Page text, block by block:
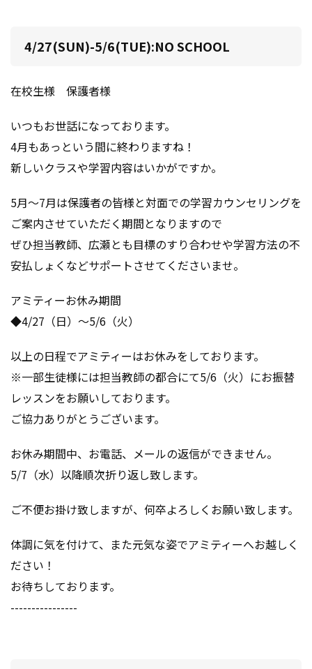
4/27(SUN)-5/6(TUE):NO SCHOOL
在校生様 保護者様
いつもお世話になっております。
4月もあっという間に終わりますね！
新しいクラスや学習内容はいかがですか。
5月～7月は保護者の皆様と対面での学習カウンセリングを
ご案内させていただく期間となりますので
ぜひ担当教師、広瀬とも目標のすり合わせや学習方法の不
安払しょくなどサポートさせてくださいませ。
アミティーお休み期間
◆4/27（日）～5/6（火）
以上の日程でアミティーはお休みをしております。
※一部生徒様には担当教師の都合にて5/6（火）にお振替
レッスンをお願いしております。
ご協力ありがとうございます。
お休み期間中、お電話、メールの返信ができません。
5/7（水）以降順次折り返し致します。
ご不便お掛け致しますが、何卒よろしくお願い致します。
体調に気を付けて、また元気な姿でアミティーへお越しく
ださい！
お待ちしております。
----------------